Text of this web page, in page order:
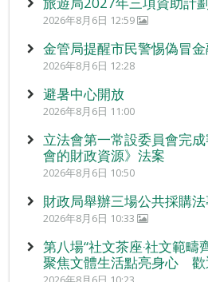
2026年8月6日 12:59
金管局提醒市民警惕偽冒
2026年8月6日 12:28
避暑中心開放
2026年8月6日 11:00
立法會第一常設委員會完
會的財政資源》法案
2026年8月6日 10:50
財政局舉辦三場公共採購
2026年8月6日 10:33
第八場“社文茶座‧社文範疇
聚焦文體生活點亮身心 歡